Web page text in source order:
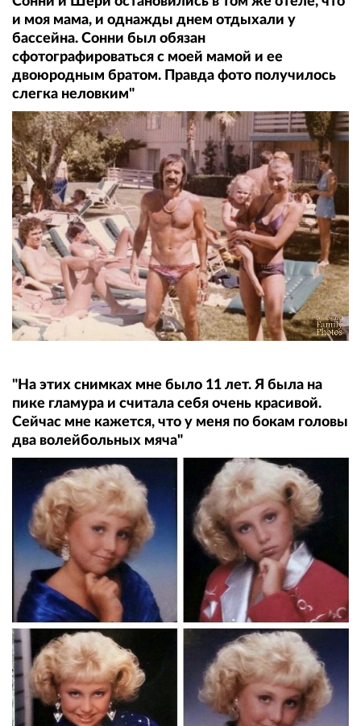
и моя мама, и однажды днем отдыхали у
бассейна. Сонни был обязан
сфотографироваться с моей мамой и ее
двоюродным братом. Правда фото получилось
слегка неловким"
"На этих снимках мне было 11 лет. Я была на
пике гламура и считала себя очень красивой.
Сейчас мне кажется, что у меня по бокам головы
два волейбольных мяча"